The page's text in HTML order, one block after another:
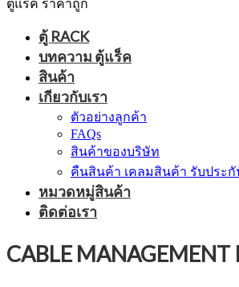
ตู้แร็ค ราคาถูก
ตู้ RACK
บทความ ตู้แร็ค
สินค้า
เกียวกับเรา
ตัวอย่างลูกค้า
FAQs
สินค้าของบริษัท
คืนสินค้า เคลมสินค้า รับประกั
หมวดหมู่สินค้า
ติดต่อเรา
CABLE MANAGEMENT